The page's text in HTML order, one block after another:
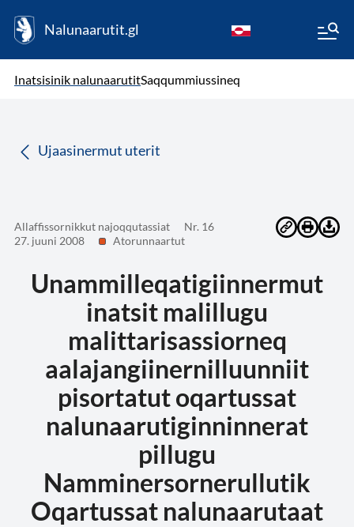
Nalunaarutit.gl
Inatsisinik nalunaarutitSaqqummiussineq
Ujaasinermut uterit
Allaffissornikkut najoqqutassiat
Nr. 16
27. juuni 2008
Atorunnaartut
Unammilleqatigiinnermut
inatsit malillugu
malittarisassiorneq
aalajangiinernilluunniit
pisortatut oqartussat
nalunaarutiginninnerat
pillugu
Namminersornerullutik
Oqartussat nalunaarutaat